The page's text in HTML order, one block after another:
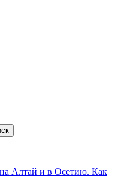
Алтай и в Осетию. Как